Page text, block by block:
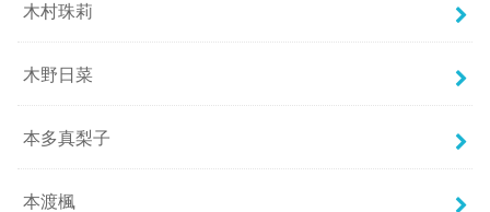
木村珠莉
木野日菜
本多真梨子
本渡楓